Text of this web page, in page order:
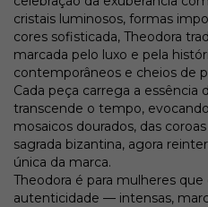
cristais luminosos, formas
cores sofisticada, Theodora
marcada pelo luxo e pela
contemporâneos e cheios de
Cada peça carrega a
transcende o tempo,
mosaicos dourados, das
sagrada bizantina, agora
única da marca.
Theodora é para mulheres
autenticidade — intensas,